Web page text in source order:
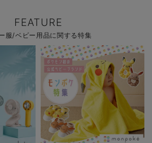
FEATURE
服/ベビー用品に関する特集